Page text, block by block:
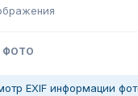
ФОТО
EXIF информации